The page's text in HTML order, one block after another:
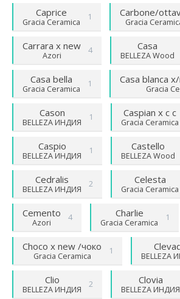
Caprice
Gracia Ceramica
1 Carbone/
Gracia
Carrara х new
Azori
4 Casa
BELLEZA Wood
Casa bella
Gracia Ceramica
1 Casa blanca
Gracia
Cason
BELLEZA ИНДИЯ
1 Caspian х c c
Gracia Ceramica
Caspio
BELLEZA ИНДИЯ
1 Castello
BELLEZA Wood
Cedralis
BELLEZA ИНДИЯ
2 Celesta
Gracia Ceramica
Cemento
Azori
4 Charlie
Gracia Ceramica
1
Choco х new /чоко
Gracia Ceramica
1
BELLEZA
Clio
BELLEZA ИНДИЯ
2 Clovia
BELLEZA ИНДИЯ